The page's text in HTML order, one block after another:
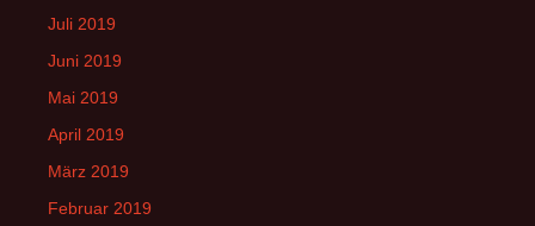
Juli 2019
Juni 2019
Mai 2019
April 2019
März 2019
Februar 2019